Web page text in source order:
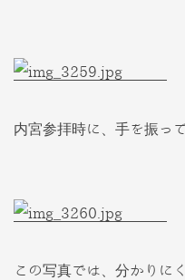
内宮参拝時に、手を振っ
この写真では、分かりに